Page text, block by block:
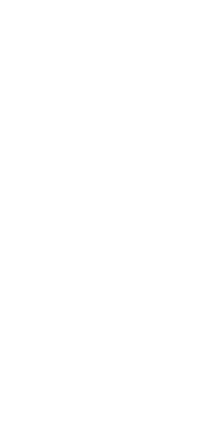
En la última jornada
quien dio los tres
jugada del partido.
Pau, de que parara el
independiente de si
encima de cualquier
la portería, pero la
“El míster no nos ha
semana al que cree que
“Por mucho que haya
garantiza los minutos y
hacer es estar
contaba el exjugador de
recordar su recién